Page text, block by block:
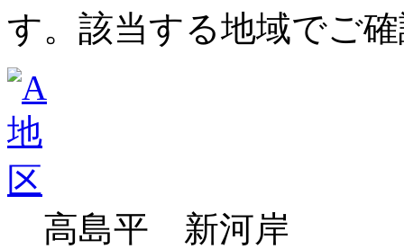
す。該当する地域でご
高島平 新河岸